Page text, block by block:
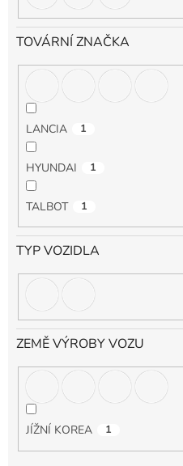
TOVÁRNÍ ZNAČKA
LANCIA 1
HYUNDAI 1
TALBOT 1
TYP VOZIDLA
ZEMĚ VÝROBY VOZU
JÍŽNÍ KOREA 1